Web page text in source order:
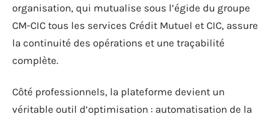
organisation, qui mutualise sous l’égide du groupe
CM-CIC tous les services Crédit Mutuel et CIC, assure
la continuité des opérations et une traçabilité
complète.
Côté professionnels, la plateforme devient un
véritable outil d’optimisation : automatisation de la